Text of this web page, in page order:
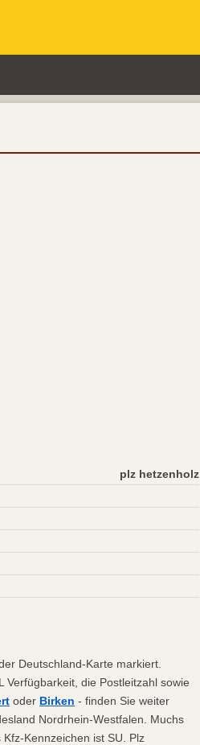
plz hetzenholz
Deutschland-Karte markiert.
Verfügbarkeit, die Postleitzahl sowie
oder Birken - finden Sie weiter
Nordrhein-Westfalen. Muchs
Kennzeichen ist SU. Plz